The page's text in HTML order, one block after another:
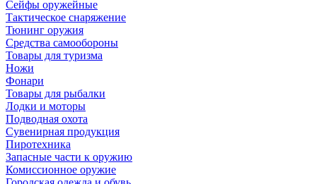
Сейфы оружейные
Тактическое снаряжение
Тюнинг оружия
Средства самообороны
Товары для туризма
Ножи
Фонари
Товары для рыбалки
Лодки и моторы
Подводная охота
Сувенирная продукция
Пиротехника
Запасные части к оружию
Комиссионное оружие